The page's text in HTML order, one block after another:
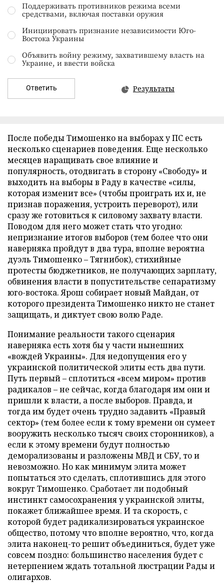
Поддерживать противников режима всеми
средствами, включая поставки оружия
Инициировать признание независимости Юго-
Востока Украины
Объявить войну режиму, захватившему власть на
Украине, и ввести войска
Ответить Результаты
После победы Тимошенко на выборах у ПС есть
несколько сценариев поведения. Еще несколько
месяцев наращивать свое влияние и
популярность, отодвигать в сторону «Свободу» и
выходить на выборы в Раду в качестве «силы,
которая изменит все» (чтобы проиграть их и, не
признав поражения, устроить переворот), или
сразу же готовиться к силовому захвату власти.
Поводом для него может стать что угодно:
непризнание итогов выборов (тем более что они
наверняка пройдут в два тура, вполне вероятна
дуэль Тимошенко – Тягнибок), стихийные
протесты бюджетников, не получающих зарплату,
обвинения власти в попустительстве сепаратизму
юго-востока. Ярош собирает новый Майдан, от
которого президента Тимошенко никто не станет
защищать, и диктует свою волю Раде.
Понимание реальности такого сценария
наверняка есть хотя бы у части нынешних
«вождей Украины». Для недопущения его у
украинской политической элиты есть два пути.
Путь первый – сплотиться «всем миром» против
радикалов – не сейчас, когда благодаря им они и
пришли к власти, а после выборов. Правда, и
тогда им будет очень трудно задавить «Правый
сектор» (тем более если к тому времени он сумеет
вооружить несколько тысяч своих сторонников), а
если к этому времени будут полностью
деморализованы и разложены МВД и СБУ, то и
невозможно. Но как минимум элита может
попытаться это сделать, сплотившись для этого
вокруг Тимошенко. Сработает ли подобный
инстинкт самосохранения у украинской элиты,
покажет ближайшее время. И та скорость, с
которой будет радикализироваться украинское
общество, потому что вполне вероятно, что, когда
элита наконец-то решит объединиться, будет уже
совсем поздно: большинство населения будет с
нетерпением ждать тотальной люстрации Рады и
олигархов.